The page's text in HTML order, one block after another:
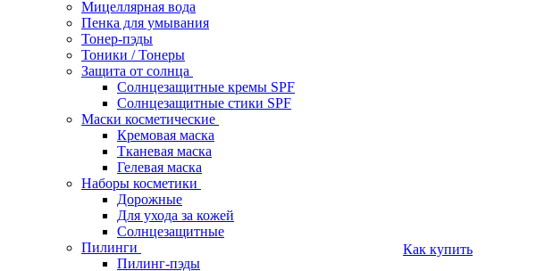
Мицеллярная вода
Пенка для умывания
Тонер-пэды
Тоники / Тонеры
Защита от солнца
Солнцезащитные кремы SPF
Солнцезащитные стики SPF
Маски косметические
Кремовая маска
Тканевая маска
Гелевая маска
Наборы косметики
Дорожные
Для ухода за кожей
Солнцезащитные
Пилинги
Пилинг-пэды
Как купить